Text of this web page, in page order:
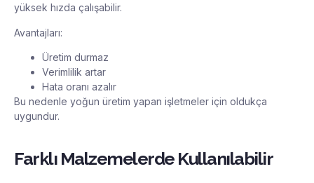
yüksek hızda çalışabilir.
Avantajları:
Üretim durmaz
Verimlilik artar
Hata oranı azalır
Bu nedenle yoğun üretim yapan işletmeler için oldukça
uygundur.
Farklı Malzemelerde Kullanılabilir